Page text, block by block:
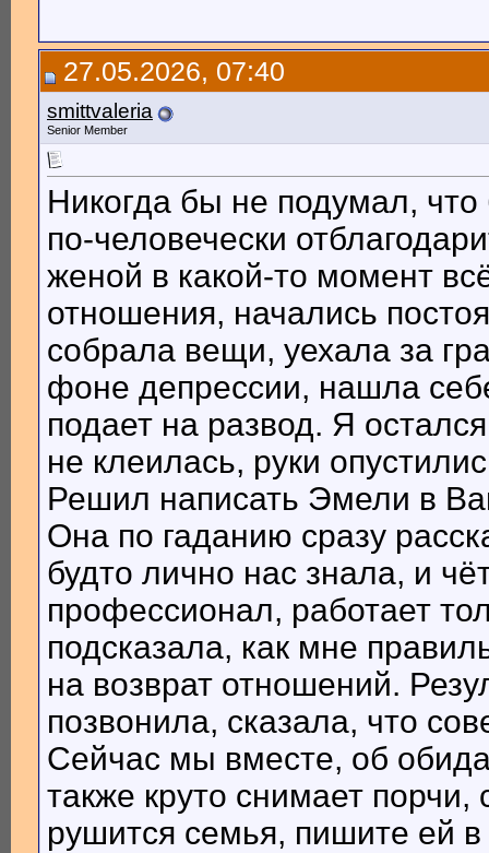
27.05.2026, 07:40
smittvaleria
Senior Member
Никогда бы не подумал,
по-человечески
женой в какой-то момент
отношения, начались
собрала вещи, уехала за
фоне депрессии, нашла
подает на развод. Я
не клеилась, руки
Решил написать Эмели в
Она по гаданию сразу
будто лично нас знала, и
профессионал, работает
подсказала, как мне
на возврат отношений.
позвонила, сказала, что
Сейчас мы вместе, об
также круто снимает порчи,
рушится семья, пишите ей